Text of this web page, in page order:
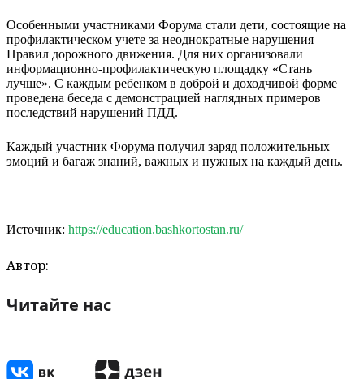
Особенными участниками Форума стали дети, состоящие на
профилактическом учете за неоднократные нарушения
Правил дорожного движения. Для них организовали
информационно-профилактическую площадку «Стань
лучше». С каждым ребенком в доброй и доходчивой форме
проведена беседа с демонстрацией наглядных примеров
последствий нарушений ПДД.
Каждый участник Форума получил заряд положительных
эмоций и багаж знаний, важных и нужных на каждый день.
Источник: https://education.bashkortostan.ru/
Автор:
Читайте нас